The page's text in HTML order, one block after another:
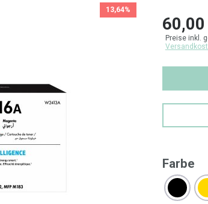
13,64%
Preise inkl.
Farbe